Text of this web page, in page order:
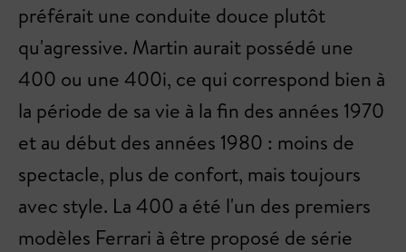
préférait une conduite douce plutôt
qu'agressive. Martin aurait possédé une
400 ou une 400i, ce qui correspond bien à
la période de sa vie à la fin des années 1970
et au début des années 1980 : moins de
spectacle, plus de confort, mais toujours
avec style. La 400 a été l'un des premiers
modèles Ferrari à être proposé de série